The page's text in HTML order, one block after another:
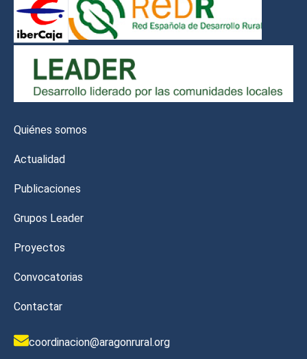
Quiénes somos
Actualidad
Publicaciones
Grupos Leader
Proyectos
Convocatorias
Contactar
coordinacion@aragonrural.org